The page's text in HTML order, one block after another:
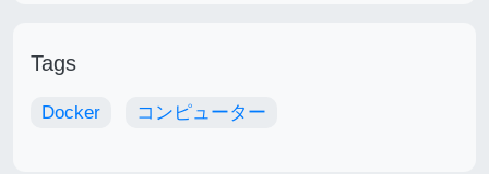
Tags
Docker コンピューター